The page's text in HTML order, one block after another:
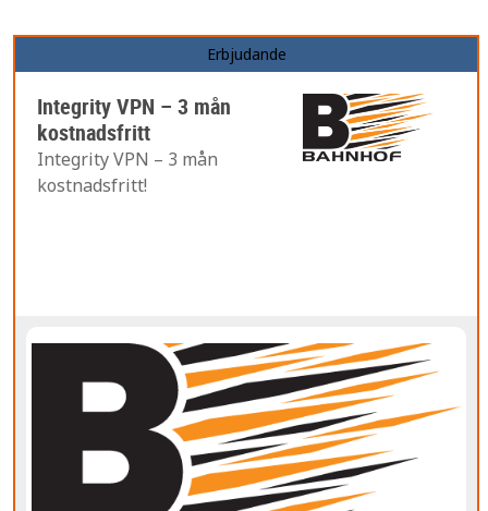
Erbjudande
Integrity VPN – 3 mån
kostnadsfritt
Integrity VPN – 3 mån
kostnadsfritt!